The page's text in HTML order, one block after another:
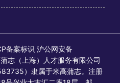
备案标识 沪公网安备
（上海）人才服务有限公司
）隶属于米高蒲志。注册